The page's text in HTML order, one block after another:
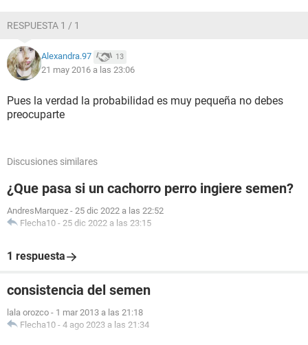
RESPUESTA 1 / 1
Alexandra.97 13
21 may 2016 a las 23:06
Pues la verdad la probabilidad es muy pequeña no debes
preocuparte
Discusiones similares
¿Que pasa si un cachorro perro ingiere semen?
AndresMarquez - 25 dic 2022 a las 22:52
Flecha10 - 25 dic 2022 a las 23:15
1 respuesta
consistencia del semen
lala orozco - 1 mar 2013 a las 21:18
Flecha10 - 4 ago 2023 a las 21:34